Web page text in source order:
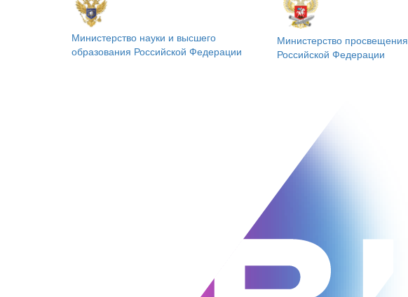
Министерство науки и высшего
образования Российской Федерации
Министерство просвещения
Российской Федерации